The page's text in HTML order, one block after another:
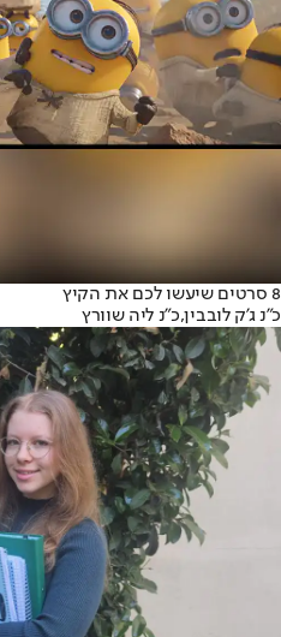
8 סרטים שיעשו לכם את הקיץ
כ״נ ג'ק לובבין,כ״נ ליה שוורץ